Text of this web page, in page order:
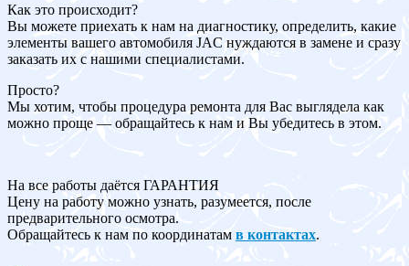
Как это происходит?
Вы можете приехать к нам на диагностику, определить, какие
элементы вашего автомобиля JAC нуждаются в замене и сразу
заказать их с нашими специалистами.
Просто?
Мы хотим, чтобы процедура ремонта для Вас выглядела как
можно проще — обращайтесь к нам и Вы убедитесь в этом.
На все работы даётся ГАРАНТИЯ
Цену на работу можно узнать, разумеется, после
предварительного осмотра.
Обращайтесь к нам по координатам в контактах.